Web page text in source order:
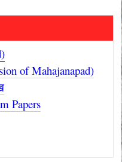
of Mahajanapad)
Papers